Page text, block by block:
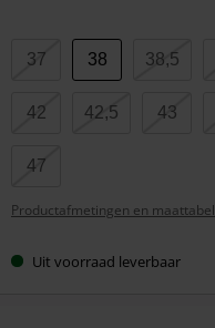
Kies
maat
37 38 38,5
42 42,5 43
47
Productafmetingen en maattabel
Uit voorraad leverbaar